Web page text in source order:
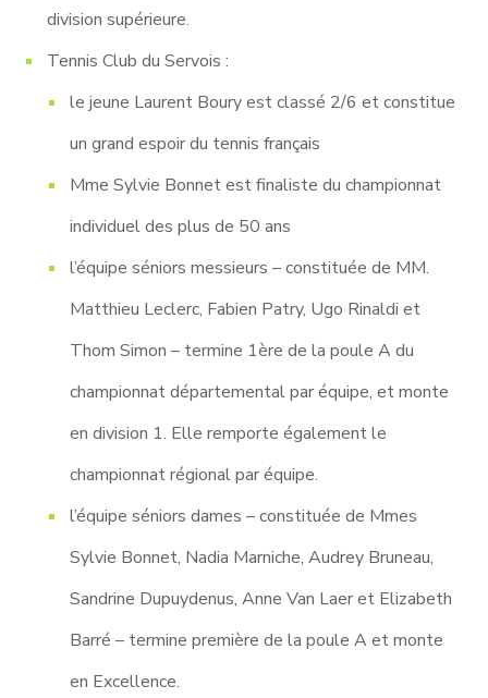
division supérieure.
Tennis Club du Servois :
le jeune Laurent Boury est classé 2/6 et constitue
un grand espoir du tennis français
Mme Sylvie Bonnet est finaliste du championnat
individuel des plus de 50 ans
l’équipe séniors messieurs – constituée de MM.
Matthieu Leclerc, Fabien Patry, Ugo Rinaldi et
Thom Simon – termine 1ère de la poule A du
championnat départemental par équipe, et monte
en division 1. Elle remporte également le
championnat régional par équipe.
l’équipe séniors dames – constituée de Mmes
Sylvie Bonnet, Nadia Marniche, Audrey Bruneau,
Sandrine Dupuydenus, Anne Van Laer et Elizabeth
Barré – termine première de la poule A et monte
en Excellence.